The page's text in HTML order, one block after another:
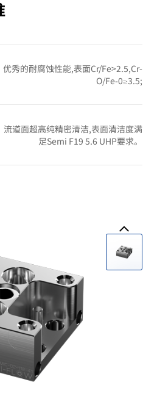
优秀的耐腐蚀性能,表面Cr/Fe>2.5,Cr-
O/Fe-0≥3.5;
流道面超高纯精密清洁,表面清洁度满
足Semi F19 5.6 UHP要求。